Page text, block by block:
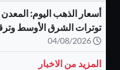
أسعار الذهب اليوم:
توترات الشرق الأوسط
المزيد من الاخبار